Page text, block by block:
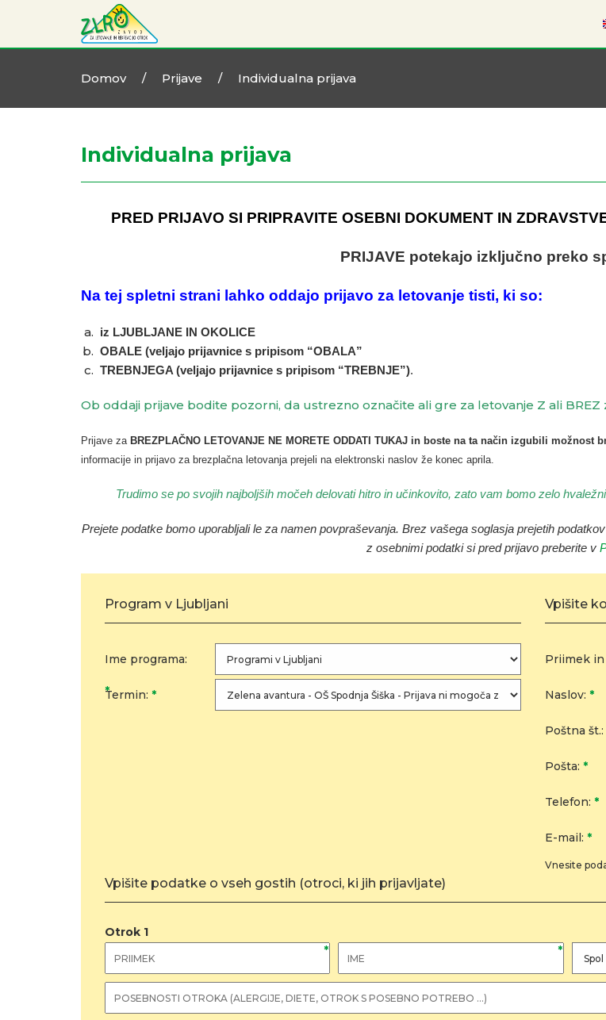
Domov / Prijave / Individualna prijava
Individualna prijava
PRED PRIJAVO SI PRIPRAVITE OSEBNI DOKUMENT IN
PRIJAVE potekajo izključno preko
Na tej spletni strani lahko oddajo prijavo za letovanje tisti, ki so:
iz LJUBLJANE IN OKOLICE
OBALE (veljajo prijavnice s pripisom “OBALA”
TREBNJEGA (veljajo prijavnice s pripisom “TREBNJE”).
Ob oddaji prijave bodite pozorni, da ustrezno označite ali gre za letovanje Z ali
Prijave za BREZPLAČNO LETOVANJE NE MORETE ODDATI TUKAJ in boste na ta način izgubili možnost
informacije in prijavo za brezplačna letovanja prejeli na elektronski naslov že konec aprila.
Trudimo se po svojih najboljših močeh delovati hitro in učinkovito, zato vam bomo zelo
Prejete podatke bomo uporabljali le za namen povpraševanja. Brez vašega soglasja prejetih
z osebnimi podatki si pred prijavo preberite v
Program v Ljubljani
Ime programa:
*
Termin: *
Vpišite
Priimek in
Naslov: *
Poštna št.:
Pošta: *
Telefon: *
E-mail: *
Vnesite
Vpišite podatke o vseh gostih (otroci, ki jih prijavljate)
Otrok 1
*
*